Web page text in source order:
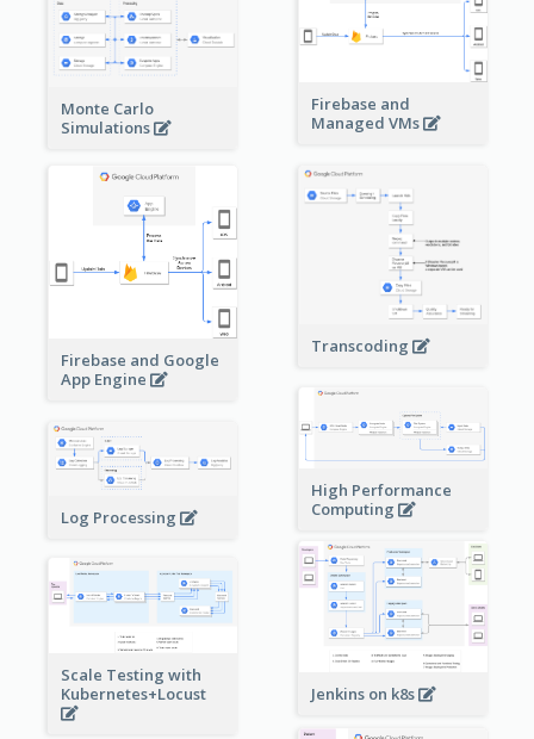
Firebase and
Managed VMs
Monte Carlo
Simulations
Firebase and Google
App Engine
Transcoding
High Performance
Computing
Log Processing
Jenkins on k8s
Scale Testing with
Kubernetes+Locust